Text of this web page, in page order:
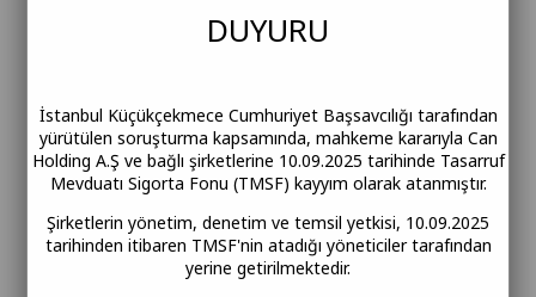
Teknoloji ve tasarımın buluştuğu noktada,
Seriyi Keşfedin
DUYURU
İstanbul Küçükçekmece Cumhuriyet Başsavcılığı tarafından
yürütülen soruşturma kapsamında, mahkeme kararıyla Can
Holding A.Ş ve bağlı şirketlerine 10.09.2025 tarihinde Tasarruf
Mevduatı Sigorta Fonu (TMSF) kayyım olarak atanmıştır.
Şirketlerin yönetim, denetim ve temsil yetkisi, 10.09.2025
tarihinden itibaren TMSF'nin atadığı yöneticiler tarafından
yerine getirilmektedir.